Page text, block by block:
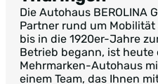
Die Autohaus BEROLINA
Partner rund um
bis in die 1920er-Jahre
Betrieb begann, ist heute
Mehrmarken-Autohaus
einem Team, das Ihnen